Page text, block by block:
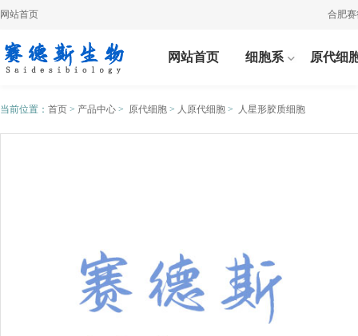
网站首页 合肥赛
网站首页 细胞系 原代细
当前位置： 首页 > 产品中心 > 原代细胞 > 人原代细胞 > 人星形胶质细胞